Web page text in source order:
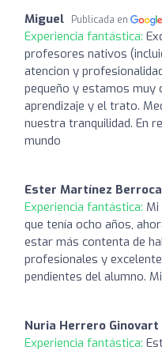
Miguel Publicada en
Experiencia fantástica:
profesores nativos
atencion y
pequeño y estamos muy
aprendizaje y el trato.
nuestra tranquilidad. En
mundo
Ester Martínez
Experiencia fantástica: Mi
que tenía ocho años,
estar más contenta de
profesionales y
pendientes del alumno.
Nuria Herrero Ginovart
Experiencia fantástica: